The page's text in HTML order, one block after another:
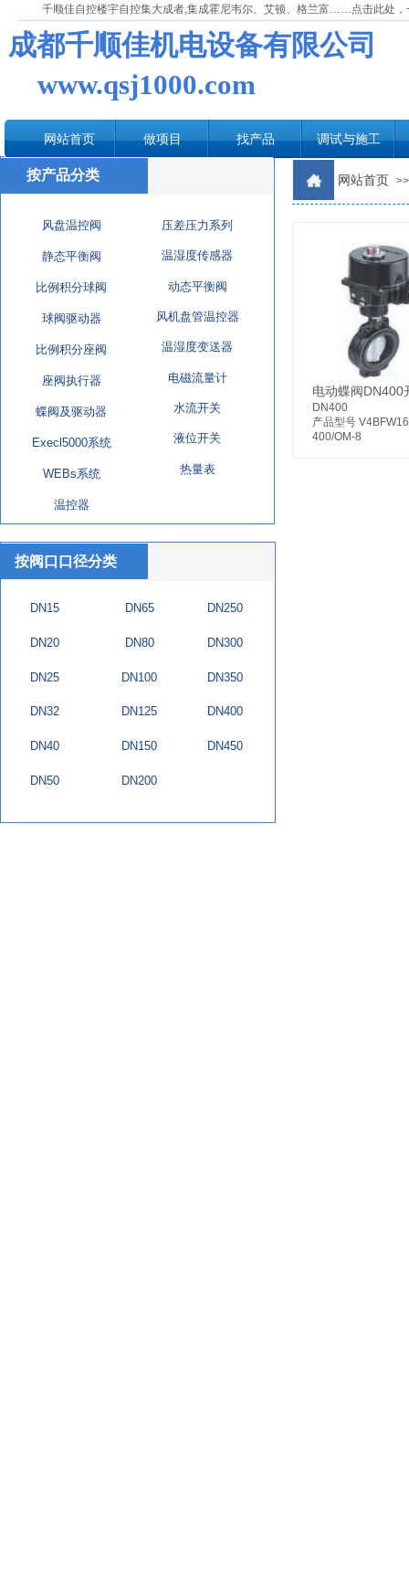
网站首页 做项目 找产品 调试与施工
千顺佳自控楼宇自控集大成者,集成霍尼韦尔、艾顿、格兰富……点击此处，
成都千顺佳机电设备有限公司
www.qsj1000.com
按产品分类 网站首页 >>
压差压力系列
温湿度传感器
动态平衡阀
风机盘管温控器
温湿度变送器
电磁流量计
水流开关
液位开关
热量表
风盘温控阀
静态平衡阀
比例积分球阀
球阀驱动器
比例积分座阀
座阀执行器
蝶阀及驱动器
Execl5000系统
WEBs系统
温控器
电动蝶阀DN400
DN400
产品型号
400/OM-8
按阀口口径分类
DN65
DN80
DN100
DN125
DN150
DN200
DN15
DN20
DN25
DN32
DN40
DN50
DN250
DN300
DN350
DN400
DN450